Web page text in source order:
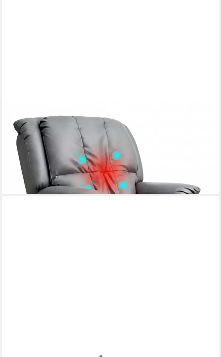
Massagesessel Elektrischer Massagesessel mit Rücken- &
Beinanhebung, 3D-Mechanismus
399,99 €
1.999,99 €
-80%
lieferbar - in 8-10 Werktagen bei dir